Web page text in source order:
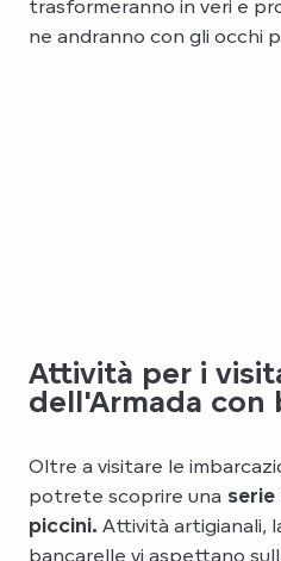
trasformeranno in veri e
ne andranno con gli occhi
Attività per i
dell'Armada con
Oltre a visitare le
potrete scoprire una
piccini. Attività artigianali,
bancarelle vi aspettano